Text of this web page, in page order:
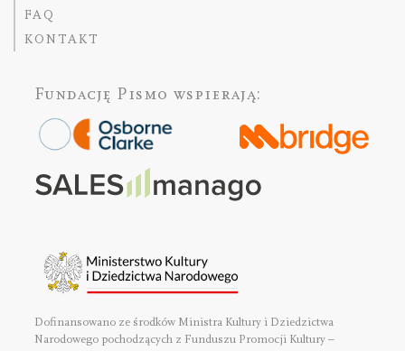
FAQ
KONTAKT
Fundację Pismo wspierają:
Dofinansowano ze środków Ministra Kultury i Dziedzictwa
Narodowego pochodzących z Funduszu Promocji Kultury –